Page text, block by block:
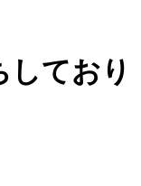
しており